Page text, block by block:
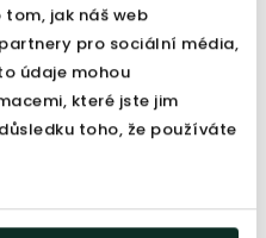
jak náš web
pro sociální média,
údaje mohou
které jste jim
toho, že používáte